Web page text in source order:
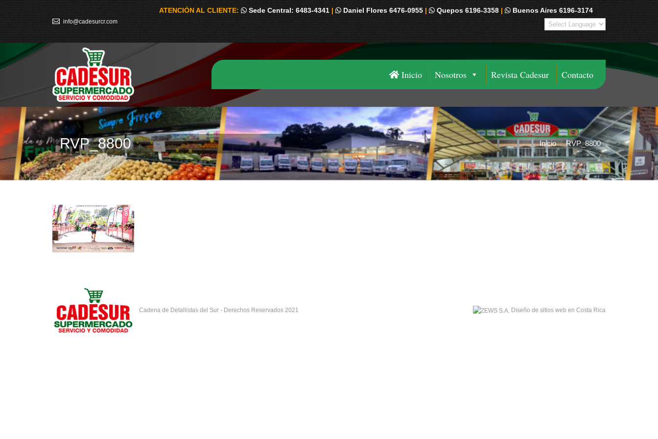
info@cadesurcr.com
ATENCIÓN AL CLIENTE: Sede Central: 6483-4341 | Daniel Flores 6476-0955 | Quepos 6196-3358 | Buenos Aires 6196-3174
Inicio Nosotros Revista Cadesur Contacto
RVP_8800 Estás aquí: Inicio RVP_8800
Cadena de Detallistas del Sur - Derechos Reservados 2021 Diseño de sitios web en Costa Rica